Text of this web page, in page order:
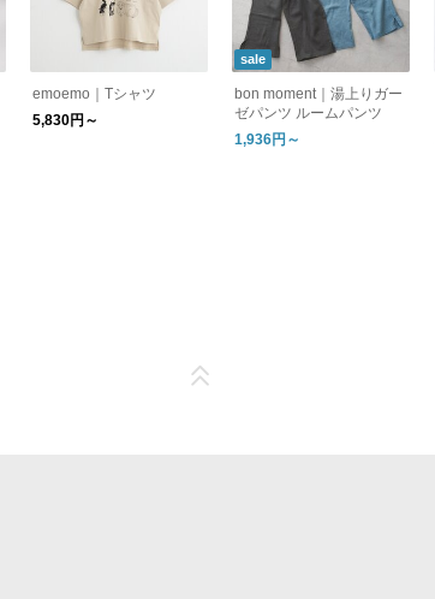
emoemo｜Tシャツ
5,830円～
sale
bon moment｜湯上りガー
ゼパンツ ルームパンツ
1,936円～